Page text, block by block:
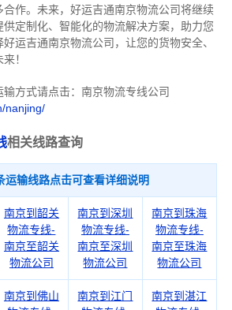
作。 未来，好运吉通南京物流公司将继续
供定制化、智能化的物流解决方案，助力您
运吉通南京物流公司，让您的货物安全、
！
方式请点击：南京物流专线公司
nanjing/
相关线路查询
运输线路点击可查看详细说明
南京到韶关
物流专线-
南京至韶关
物流公司
南京到深圳
物流专线-
南京至深圳
物流公司
南京到珠海
物流专线-
南京至珠海
物流公司
南京到佛山
南京到江门
南京到湛江